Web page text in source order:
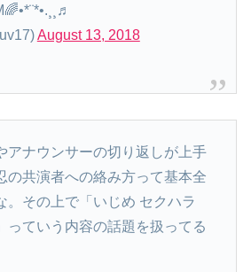
August 13, 2018
アナウンサーの切り返しが上手
の共演者への絡み方って基本全
。その上で「いじめ セクハラ
っていう内容の話題を扱ってる